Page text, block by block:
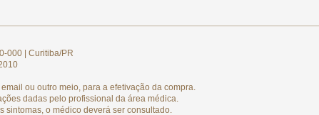
000 | Curitiba/PR
ou outro meio, para a efetivação da compra.
dadas pelo profissional da área médica.
sintomas, o médico deverá ser consultado.